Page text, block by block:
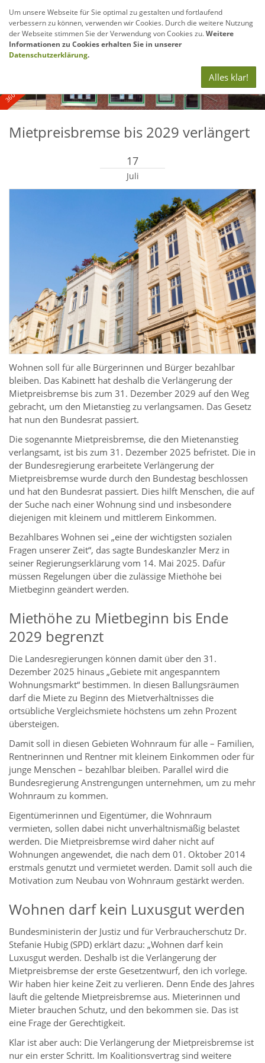
360° - und Luftbildaufnahmen
Mietpreisbremse bis 2029 verlängert
17
Juli
Wohnen soll für alle Bürgerinnen und Bürger bezahlbar
bleiben. Das Kabinett hat deshalb die Verlängerung der
Mietpreisbremse bis zum 31. Dezember 2029 auf den Weg
gebracht, um den Mietanstieg zu verlangsamen. Das Gesetz
hat nun den Bundesrat passiert.
Die sogenannte Mietpreisbremse, die den Mietenanstieg
verlangsamt, ist bis zum 31. Dezember 2025 befristet. Die in
der Bundesregierung erarbeitete Verlängerung der
Mietpreisbremse wurde durch den Bundestag beschlossen
und hat den Bundesrat passiert. Dies hilft Menschen, die auf
der Suche nach einer Wohnung sind und insbesondere
diejenigen mit kleinem und mittlerem Einkommen.
Bezahlbares Wohnen sei „eine der wichtigsten sozialen
Fragen unserer Zeit“, das sagte Bundeskanzler Merz in
seiner Regierungserklärung vom 14. Mai 2025. Dafür
müssen Regelungen über die zulässige Miethöhe bei
Mietbeginn geändert werden.
Miethöhe zu Mietbeginn bis Ende
2029 begrenzt
Die Landesregierungen können damit über den 31.
Dezember 2025 hinaus „Gebiete mit angespanntem
Wohnungsmarkt“ bestimmen. In diesen Ballungsräumen
darf die Miete zu Beginn des Mietverhältnisses die
ortsübliche Vergleichsmiete höchstens um zehn Prozent
übersteigen.
Damit soll in diesen Gebieten Wohnraum für alle – Familien,
Rentnerinnen und Rentner mit kleinem Einkommen oder für
junge Menschen – bezahlbar bleiben. Parallel wird die
Bundesregierung Anstrengungen unternehmen, um zu mehr
Wohnraum zu kommen.
Eigentümerinnen und Eigentümer, die Wohnraum
vermieten, sollen dabei nicht unverhältnismäßig belastet
werden. Die Mietpreisbremse wird daher nicht auf
Wohnungen angewendet, die nach dem 01. Oktober 2014
erstmals genutzt und vermietet werden. Damit soll auch die
Motivation zum Neubau von Wohnraum gestärkt werden.
Wohnen darf kein Luxusgut werden
Bundesministerin der Justiz und für Verbraucherschutz Dr.
Stefanie Hubig (SPD) erklärt dazu: „Wohnen darf kein
Luxusgut werden. Deshalb ist die Verlängerung der
Mietpreisbremse der erste Gesetzentwurf, den ich vorlege.
Wir haben hier keine Zeit zu verlieren. Denn Ende des Jahres
läuft die geltende Mietpreisbremse aus. Mieterinnen und
Mieter brauchen Schutz, und den bekommen sie. Das ist
eine Frage der Gerechtigkeit.
Klar ist aber auch: Die Verlängerung der Mietpreisbremse ist
nur ein erster Schritt. Im Koalitionsvertrag sind weitere
Um unsere Webseite für Sie optimal zu gestalten und fortlaufend
verbessern zu können, verwenden wir Cookies. Durch die weitere Nutzung
der Webseite stimmen Sie der Verwendung von Cookies zu.Weitere
Informationen zu Cookies erhalten Sie in unserer
Datenschutzerklärung.
Alles klar!